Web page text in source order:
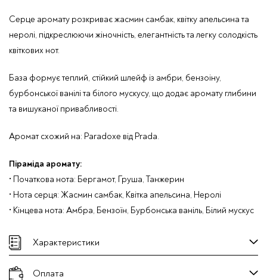
Серце аромату розкриває жасмин самбак, квітку апельсина та
неролі, підкреслюючи жіночність, елегантність та легку солодкість
квіткових нот.
База формує теплий, стійкий шлейф із амбри, бензоіну,
бурбонської ванілі та білого мускусу, що додає аромату глибини
та вишуканої привабливості.
Аромат схожий на: Paradoxe від Prada.
Піраміда аромату:
• Початкова нота: Бергамот, Груша, Танжерин
• Нота серця: Жасмин самбак, Квітка апельсина, Неролі
• Кінцева нота: Амбра, Бензоїн, Бурбонська ваніль, Білий мускус
Характеристики
Оплата